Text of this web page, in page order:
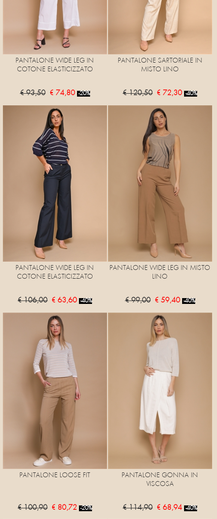
PANTALONE WIDE LEG IN
COTONE ELASTICIZZATO
€ 93,50 € 74,80 -20%
PANTALONE SARTORIALE IN
MISTO LINO
€ 120,50 € 72,30 -40%
PANTALONE WIDE LEG IN
COTONE ELASTICIZZATO
€ 106,00 € 63,60 -40%
PANTALONE WIDE LEG IN MISTO
LINO
€ 99,00 € 59,40 -40%
PANTALONE LOOSE FIT
€ 100,90 € 80,72 -20%
PANTALONE GONNA IN
VISCOSA
€ 114,90 € 68,94 -40%